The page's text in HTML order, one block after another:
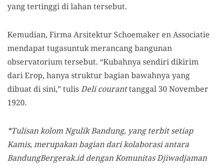
yang tertinggi di lahan tersebut.
Kemudian, Firma Arsitektur Schoemaker en Associatie
mendapat tugasuntuk merancang bangunan
observatorium tersebut. “Kubahnya sendiri dikirim
dari Erop, hanya struktur bagian bawahnya yang
dibuat di sini,” tulisDeli couranttanggal 30 November
1920.
*Tulisan kolom Ngulik Bandung, yang terbit setiap
Kamis, merupakan bagian dari kolaborasi antara
BandungBergerak.id dengan Komunitas Djiwadjaman